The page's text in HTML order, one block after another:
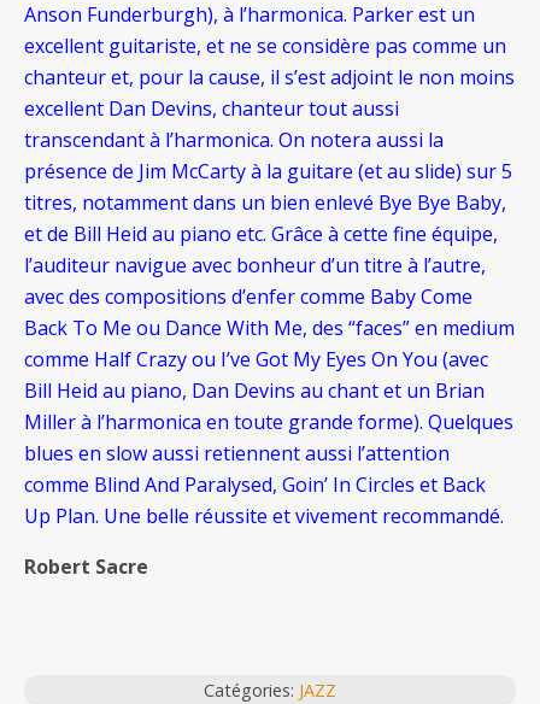
Anson Funderburgh), à l’harmonica. Parker est un
excellent guitariste, et ne se considère pas comme un
chanteur et, pour la cause, il s’est adjoint le non moins
excellent Dan Devins, chanteur tout aussi
transcendant à l’harmonica. On notera aussi la
présence de Jim McCarty à la guitare (et au slide) sur 5
titres, notamment dans un bien enlevé Bye Bye Baby,
et de Bill Heid au piano etc. Grâce à cette fine équipe,
l’auditeur navigue avec bonheur d’un titre à l’autre,
avec des compositions d’enfer comme Baby Come
Back To Me ou Dance With Me, des “faces” en medium
comme Half Crazy ou I’ve Got My Eyes On You (avec
Bill Heid au piano, Dan Devins au chant et un Brian
Miller à l’harmonica en toute grande forme). Quelques
blues en slow aussi retiennent aussi l’attention
comme Blind And Paralysed, Goin’ In Circles et Back
Up Plan. Une belle réussite et vivement recommandé.
Robert Sacre
Catégories: JAZZ